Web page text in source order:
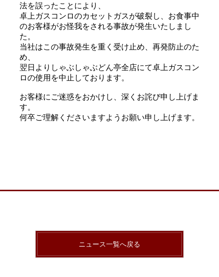
法を誤ったことにより、
卓上ガスコンロのカセットガスが破裂し、お食事中
のお客様がお怪我をされる事故が発生いたしまし
た。
当社はこの事故発生を重く受け止め、再発防止のた
め、
翌日よりしゃぶしゃぶどん亭全店にて卓上ガスコン
ロの使用を中止しております。
お客様にご迷惑をおかけし、深くお詫び申し上げま
す。
何卒ご理解くださいますようお願い申し上げます。
ニュース一覧へ戻る